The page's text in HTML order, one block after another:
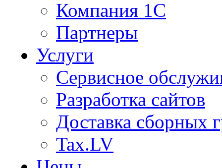
Компания 1С
Партнеры
Услуги
Сервисное
Разработка сайтов
Доставка сборных
Tax.LV